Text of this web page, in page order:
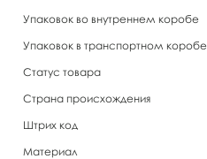
Упаковок во внутреннем коробе
Упаковок в транспортном коробе
Статус товара
Страна происхождения
Штрих код
Материал